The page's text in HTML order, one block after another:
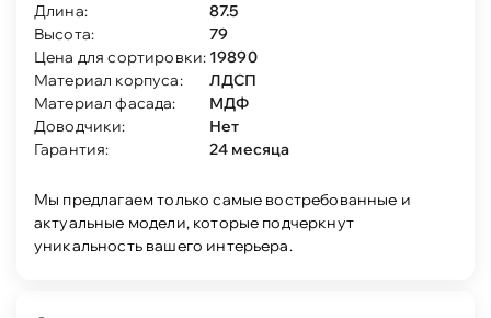
Длина:
87.5
Высота:
79
Цена для сортировки: 19890
Материал корпуса:
ЛДСП
Материал фасада:
МДФ
Доводчики:
Нет
Гарантия:
24 месяца
Мы предлагаем только самые востребованные и
актуальные модели, которые подчеркнут
уникальность вашего интерьера.